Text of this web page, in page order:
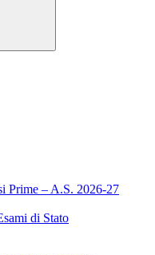
Prime – A.S. 2026-27
di Stato